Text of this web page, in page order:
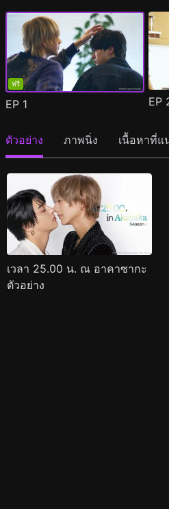
ฟรี
EP 1 EP
ตัวอย่าง ภาพนิ่ง เนื้อหาที่แ
เวลา 25.00 น. ณ อาคาซากะ
ตัวอย่าง